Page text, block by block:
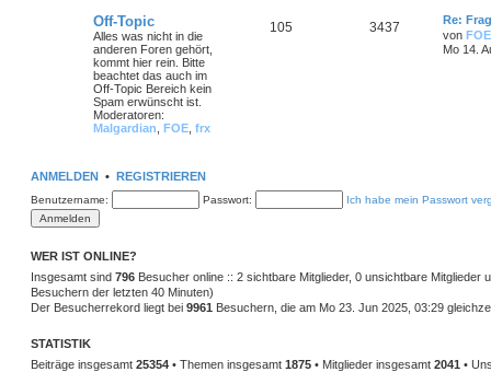
Off-Topic
Alles was nicht in die
anderen Foren gehört,
kommt hier rein. Bitte
beachtet das auch im
Off-Topic Bereich kein
Spam erwünscht ist.
Moderatoren:
Malgardian FOE frx
105 3437
Re:
von FOE
Mo 14.
ANMELDEN • REGISTRIEREN
Benutzername: Passwort: Ich habe mein Passwort
WER IST ONLINE?
Insgesamt sind 796 Besucher online :: 2 sichtbare Mitglieder, 0 unsichtbare Mitglieder
Besuchern der letzten 40 Minuten)
Der Besucherrekord liegt bei 9961 Besuchern, die am Mo 23. Jun 2025, 03:29
STATISTIK
Beiträge insgesamt 25354 • Themen insgesamt 1875 • Mitglieder insgesamt 2041 •